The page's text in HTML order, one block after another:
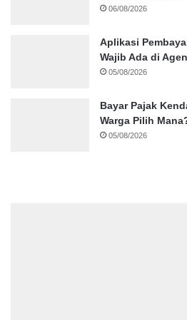
06/08/2026
Aplikasi
Wajib Ada di Agen
05/08/2026
Bayar Pajak
Warga Pilih
05/08/2026